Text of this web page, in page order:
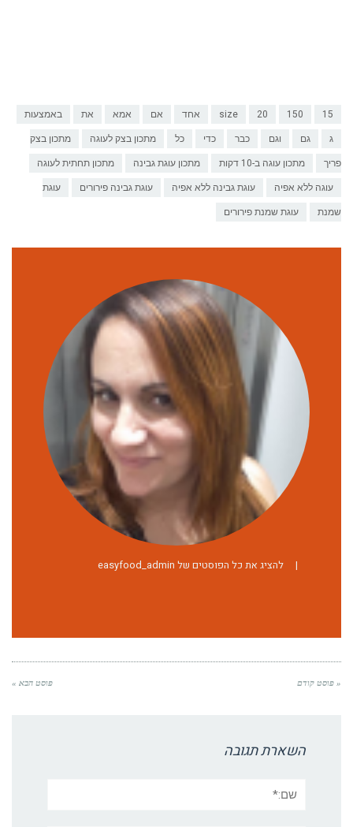
15
150
20
size אחד אם אמא את באמצעות
ג גם וגם כבר כדי כל מתכון בצק לעוגה מתכון בצק
פריך מתכון עוגה ב-10 דקות מתכון עוגת גבינה מתכון תחתית לעוגה
עוגה ללא אפיה עוגת גבינה ללא אפיה עוגת גבינה פירורים עוגת
שמנת עוגת שמנת פירורים
| להציג את כל הפוסטים של easyfood_admin
« פוסט קודם פוסט הבא »
השארת תגובה